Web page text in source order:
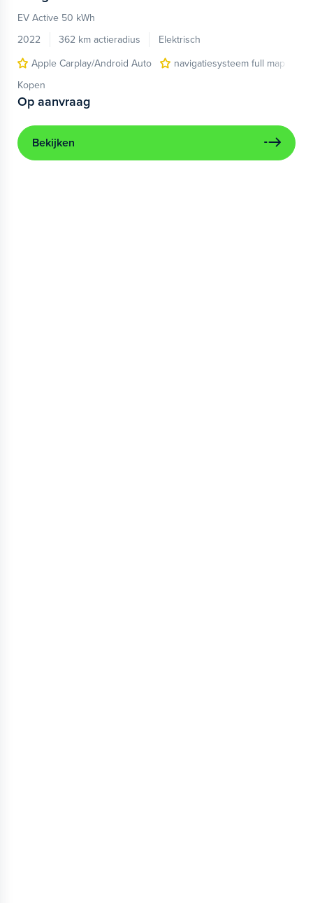
EV Active 50 kWh
2022
362 km actieradius
Elektrisch
Apple Carplay/Android Auto
navigatiesysteem full map
Kopen
Op aanvraag
Bekijken